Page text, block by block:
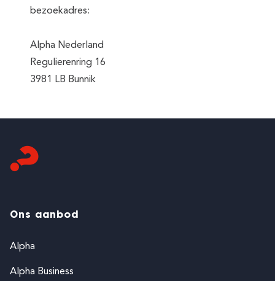
bezoekadres:
Alpha Nederland
Regulierenring 16
3981 LB Bunnik
Ons aanbod
Alpha
Alpha Business